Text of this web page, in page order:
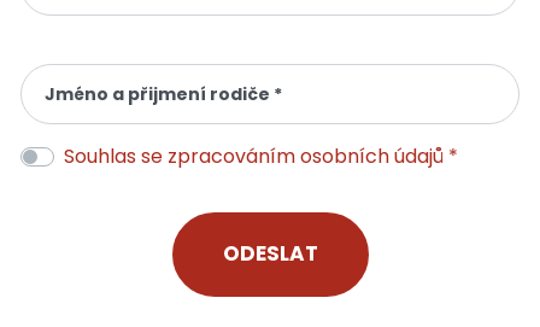
Jméno a přijmení rodiče *
Souhlas se zpracováním osobních údajů *